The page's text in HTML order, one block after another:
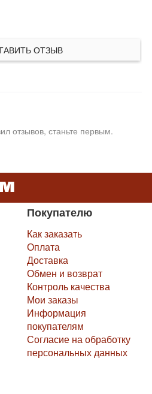
ОТЗЫВ
отзывов, станьте первым.
Покупателю
Как заказать
Оплата
Доставка
Обмен и возврат
Контроль качества
Мои заказы
Информация
покупателям
Согласие на обработку
персональных данных